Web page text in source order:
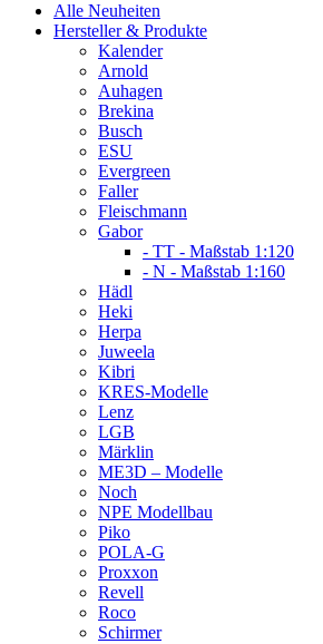
Alle Neuheiten
Hersteller & Produkte
Kalender
Arnold
Auhagen
Brekina
Busch
ESU
Evergreen
Faller
Fleischmann
Gabor
- TT - Maßstab 1:120
- N - Maßstab 1:160
Hädl
Heki
Herpa
Juweela
Kibri
KRES-Modelle
Lenz
LGB
Märklin
ME3D – Modelle
Noch
NPE Modellbau
Piko
POLA-G
Proxxon
Revell
Roco
Schirmer